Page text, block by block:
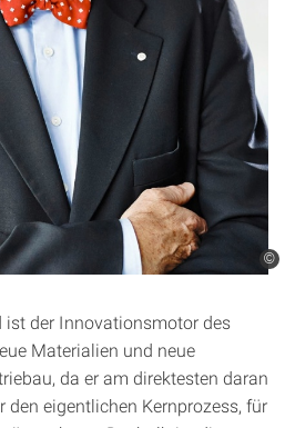
©
ist der Innovationsmotor des
Materialien und neue
da er am direktesten daran
den eigentlichen Kernprozess, für